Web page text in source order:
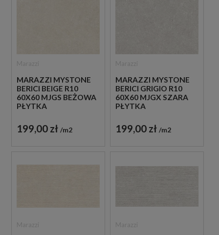
MARAZZI MYSTONE
BERICI BEIGE R10
60X60 MJGS BEŻOWA
PŁYTKA
IMITUJĄCA KAMIEŃ
199,00 zł m2
MARAZZI MYSTONE
BERICI GRIGIO R10
60X60 MJGX SZARA
PŁYTKA
IMITUJĄCA KAMIEŃ
199,00 zł m2